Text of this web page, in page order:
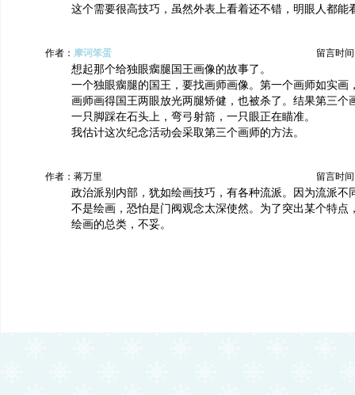
这个需要很高技巧，虽然外表上看着还不错，明眼人都能
作者： 摩诃笨蛋 留言时间
想起那个给独眼瘸腿国王画像的故事了。
一个独眼瘸腿的国王，要找画师画像。第一个画师如实画
画师画得国王两眼放光两腿矫健，也被杀了。结果第三个
一只脚踩在石头上，弯弓射箭，一只眼正在瞄准。
我估计这次纪念活动会采取第三个画师的方法。
作者：蒋万里 留言时间
政治派别内部，犹如绘画技巧，有各种流派。因为流派不
不是绘画，恐怕是门阀观念太深使然。为了突出某个特点
绘画的总类，不妥。